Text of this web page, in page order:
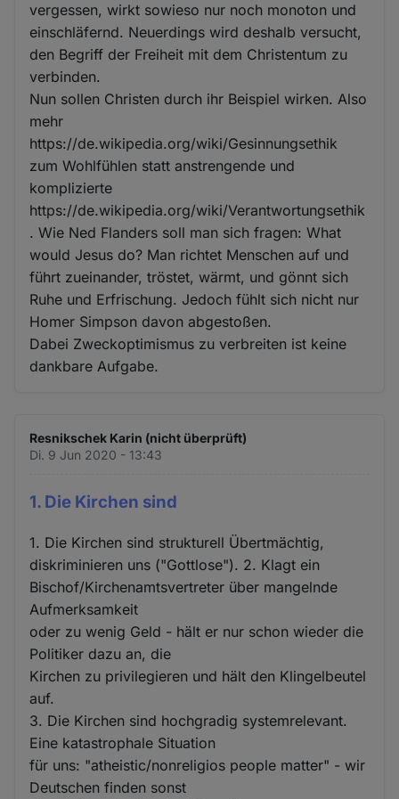
vergessen, wirkt sowieso nur noch monoton und
einschläfernd. Neuerdings wird deshalb versucht,
den Begriff der Freiheit mit dem Christentum zu
verbinden.
Nun sollen Christen durch ihr Beispiel wirken. Also
mehr
https://de.wikipedia.org/wiki/Gesinnungsethik
zum Wohlfühlen statt anstrengende und
komplizierte
https://de.wikipedia.org/wiki/Verantwortungsethik
. Wie Ned Flanders soll man sich fragen: What
would Jesus do? Man richtet Menschen auf und
führt zueinander, tröstet, wärmt, und gönnt sich
Ruhe und Erfrischung. Jedoch fühlt sich nicht nur
Homer Simpson davon abgestoßen.
Dabei Zweckoptimismus zu verbreiten ist keine
dankbare Aufgabe.
Resnikschek Karin (nicht überprüft)
Di. 9 Jun 2020 - 13:43
1. Die Kirchen sind
1. Die Kirchen sind strukturell Übertmächtig,
diskriminieren uns ("Gottlose"). 2. Klagt ein
Bischof/Kirchenamtsvertreter über mangelnde
Aufmerksamkeit
oder zu wenig Geld - hält er nur schon wieder die
Politiker dazu an, die
Kirchen zu privilegieren und hält den Klingelbeutel
auf.
3. Die Kirchen sind hochgradig systemrelevant.
Eine katastrophale Situation
für uns: "atheistic/nonreligios people matter" - wir
Deutschen finden sonst